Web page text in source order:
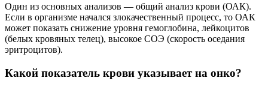
Один из основных анализов — общий анализ крови (ОАК).
Если в организме начался злокачественный процесс, то ОАК
может показать снижение уровня гемоглобина, лейкоцитов
(белых кровяных телец), высокое СОЭ (скорость оседания
эритроцитов).
Какой показатель крови указывает на онко?